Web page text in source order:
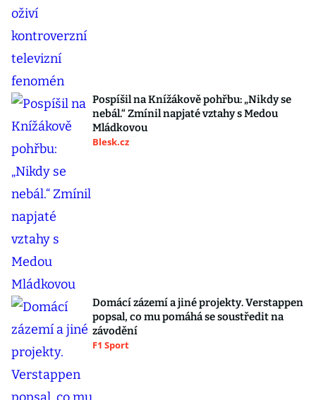
Pospíšil na Knížákově pohřbu: „Nikdy se
nebál.“ Zmínil napjaté vztahy s Medou
Mládkovou
Blesk.cz
Domácí zázemí a jiné projekty. Verstappen
popsal, co mu pomáhá se soustředit na
závodění
F1 Sport